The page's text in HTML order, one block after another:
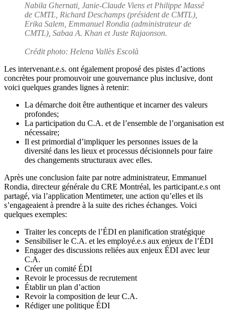
Nabila Ghernati, Janie-Claude Viens et Philippe Massé
de CMTL, Richard Deschamps (président de CMTL),
Erika Salem, Emmanuel Rondia (administrateur de
CMTL), Sabaa A. Khan et Juste Rajaonson.
Crédit photo: Helena Vallès Escolà
Les intervenant.e.s. ont également proposé des pistes d’actions
concrètes pour promouvoir une gouvernance plus inclusive, dont
voici quelques grandes lignes à retenir:
La démarche doit être authentique et incarner des valeurs
profondes;
La participation du C.A. et de l’ensemble de l’organisation est
nécessaire;
Il est primordial d’impliquer les personnes issues de la
diversité dans les lieux et processus décisionnels pour faire
des changements structuraux avec elles.
Après une conclusion faite par notre administrateur, Emmanuel
Rondia, directeur générale du CRE Montréal, les participant.e.s ont
partagé, via l’application Mentimeter, une action qu’elles et ils
s’engageaient à prendre à la suite des riches échanges. Voici
quelques exemples:
Traiter les concepts de l’ÉDI en planification stratégique
Sensibiliser le C.A. et les employé.e.s aux enjeux de l’ÉDI
Engager des discussions reliées aux enjeux ÉDI avec leur
C.A.
Créer un comité ÉDI
Revoir le processus de recrutement
Établir un plan d’action
Revoir la composition de leur C.A.
Rédiger une politique ÉDI